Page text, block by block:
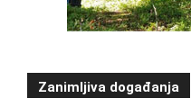
Zanimljiva događanja